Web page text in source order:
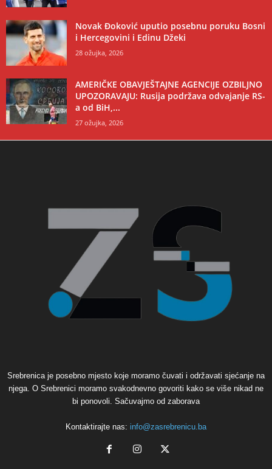
Novak Đoković uputio posebnu poruku Bosni
i Hercegovini i Edinu Džeki
28 ožujka, 2026
AMERIČKE OBAVJEŠTAJNE AGENCIJE OZBILJNO
UPOZORAVAJU: Rusija podržava odvajanje RS-
a od BiH,...
27 ožujka, 2026
Srebrenica je posebno mjesto koje moramo čuvati i održavati sjećanje na
njega. O Srebrenici moramo svakodnevno govoriti kako se više nikad ne
bi ponovoli. Sačuvajmo od zaborava
Kontaktirajte nas: info@zasrebrenicu.ba